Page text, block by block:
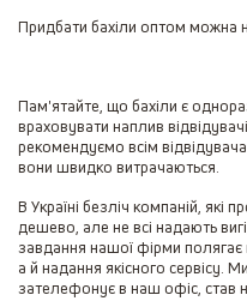
Придбати бахіли оптом можна
Пам'ятайте, що бахіли є
враховувати наплив
рекомендуємо всім
вони швидко витрачаються.
В Україні безліч компаній, які
дешево, але не всі надають
завдання нашої фірми полягає
а й надання якісного сервісу.
зателефонує в наш офіс, став